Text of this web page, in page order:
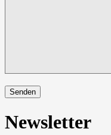
Senden
Newsletter